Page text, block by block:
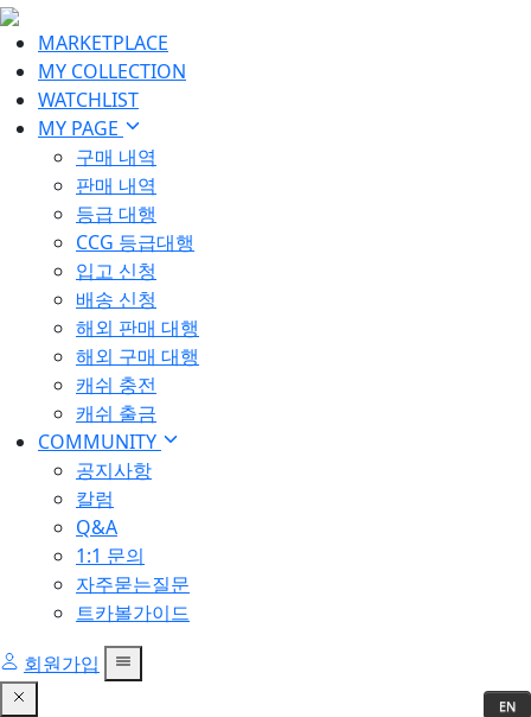
MARKETPLACE
MY COLLECTION
WATCHLIST
MY PAGE
구매 내역
판매 내역
등급 대행
CCG 등급대행
입고 신청
배송 신청
해외 판매 대행
해외 구매 대행
캐쉬 충전
캐쉬 출금
COMMUNITY
공지사항
칼럼
Q&A
1:1 문의
자주묻는질문
트카볼가이드
회원가입
EN